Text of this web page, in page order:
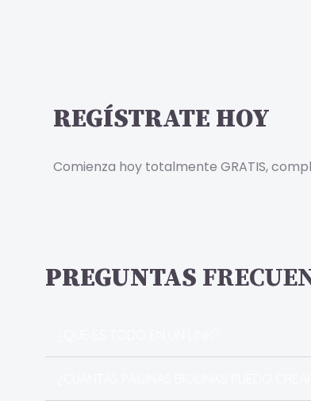
REGÍSTRATE HOY
Comienza hoy totalmente GRATIS,
PREGUNTAS